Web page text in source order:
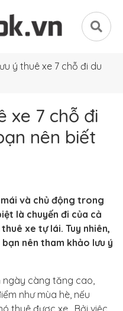
ý thuê xe 7 chỗ đi du
xe 7 chỗ đi
nên biết
và chủ động trong
là chuyến đi của cả
xe tự lái. Tuy nhiên,
nên tham khảo lưu ý
ngày càng tăng cao,
như mùa hè, nếu
thuê được xe. Bởi việc